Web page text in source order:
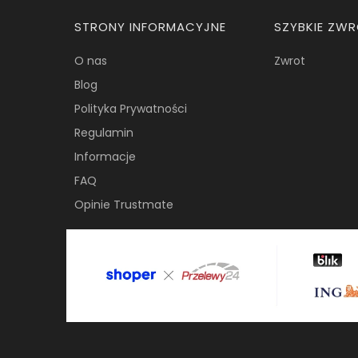
Linki w stopce
STRONY INFORMACYJNE
O nas
Blog
Polityka Prywatności
Regulamin
Informacje
FAQ
Opinie Trustmate
SZYBKIE
Zwrot